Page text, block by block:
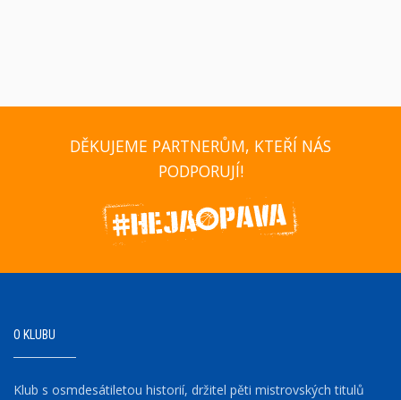
DĚKUJEME PARTNERŮM, KTEŘÍ NÁS
PODPORUJÍ!
O KLUBU
Klub s osmdesátiletou historií, držitel pěti mistrovských titulů